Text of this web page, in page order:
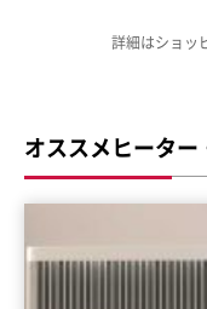
詳細はショッ
オススメヒーター